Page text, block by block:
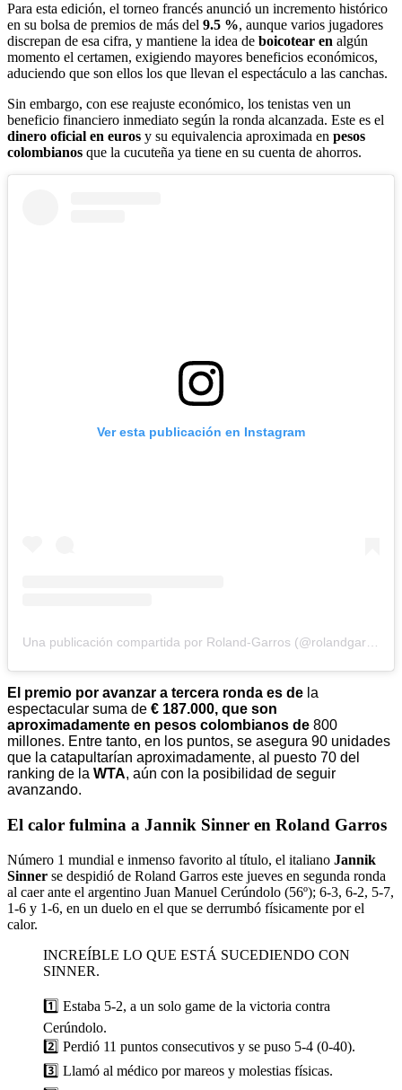
Para esta edición, el torneo francés anunció un incremento histórico
en su bolsa de premios de más del 9.5 %, aunque varios jugadores
discrepan de esa cifra, y mantiene la idea de boicotear en algún
momento el certamen, exigiendo mayores beneficios económicos,
aduciendo que son ellos los que llevan el espectáculo a las canchas.
Sin embargo, con ese reajuste económico, los tenistas ven un
beneficio financiero inmediato según la ronda alcanzada. Este es el
dinero oficial en euros y su equivalencia aproximada en pesos
colombianos que la cucuteña ya tiene en su cuenta de ahorros.
Ver esta publicación en Instagram
Una publicación compartida por Roland-Garros (@rolandgarros)
El premio por avanzar a tercera ronda es de la
espectacular suma de € 187.000, que son
aproximadamente en pesos colombianos de 800
millones. Entre tanto, en los puntos, se asegura 90 unidades
que la catapultarían aproximadamente, al puesto 70 del
ranking de la WTA, aún con la posibilidad de seguir
avanzando.
El calor fulmina a Jannik Sinner en Roland Garros
Número 1 mundial e inmenso favorito al título, el italiano Jannik
Sinner se despidió de Roland Garros este jueves en segunda ronda
al caer ante el argentino Juan Manuel Cerúndolo (56º); 6-3, 6-2, 5-7,
1-6 y 1-6, en un duelo en el que se derrumbó físicamente por el
calor.
INCREÍBLE LO QUE ESTÁ SUCEDIENDO CON
SINNER.
1️⃣ Estaba 5-2, a un solo game de la victoria contra
Cerúndolo.
2️⃣ Perdió 11 puntos consecutivos y se puso 5-4 (0-40).
3️⃣ Llamó al médico por mareos y molestias físicas.